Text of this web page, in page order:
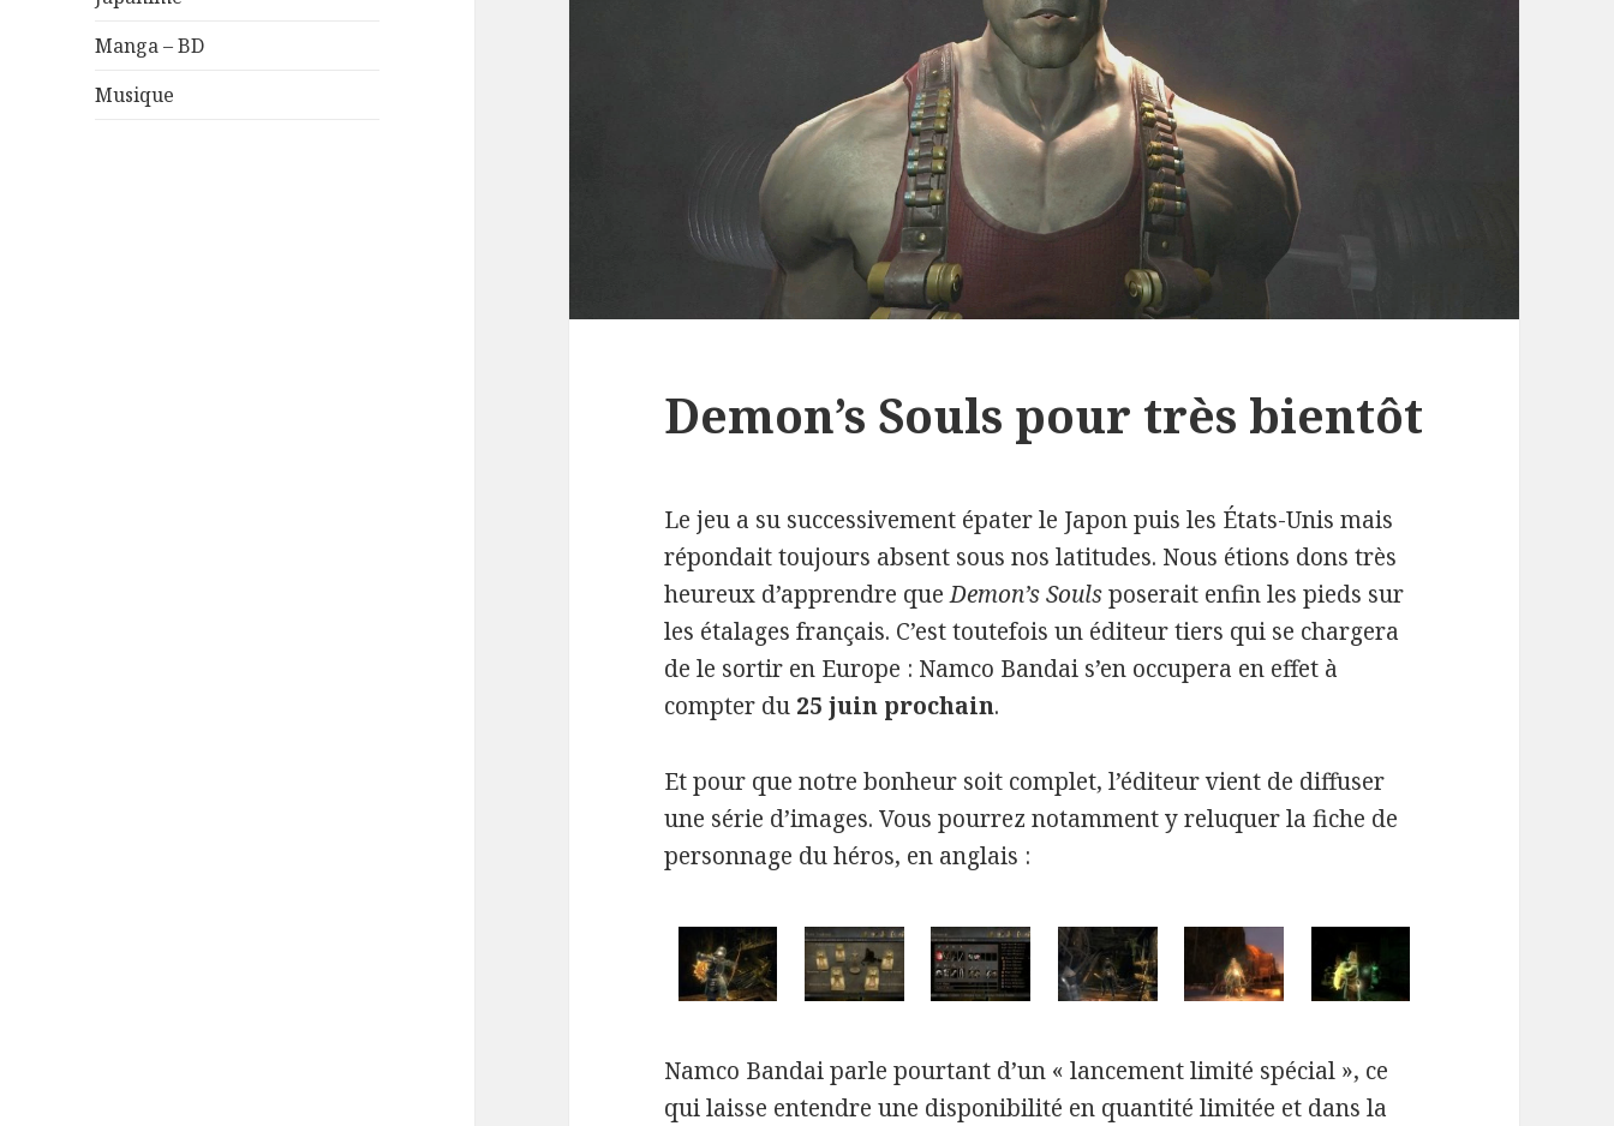
Manga – BD
Musique
Demon’s Souls pour très bientôt
Le jeu a su successivement épater le Japon puis les États-Unis mais
répondait toujours absent sous nos latitudes. Nous étions dons très
heureux d’apprendre queDemon’s Soulsposerait enfin les pieds sur
les étalages français. C’est toutefois un éditeur tiers qui se chargera
de le sortir en Europe : Namco Bandai s’en occupera en effet à
compter du 25 juin prochain.
Et pour que notre bonheur soit complet, l’éditeur vient de diffuser
une série d’images. Vous pourrez notamment y reluquer la fiche de
personnage du héros, en anglais :
Namco Bandai parle pourtant d’un « lancement limité spécial », ce
qui laisse entendre une disponibilité en quantité limitée et dans la